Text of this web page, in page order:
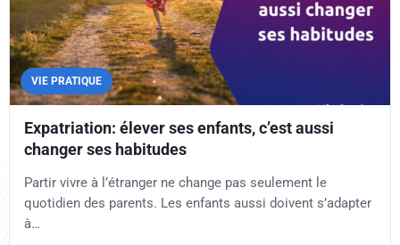
VIE PRATIQUE
Expatriation: élever ses enfants, c’est aussi
changer ses habitudes
Partir vivre à l’étranger ne change pas seulement le
quotidien des parents. Les enfants aussi doivent s’adapter
à…